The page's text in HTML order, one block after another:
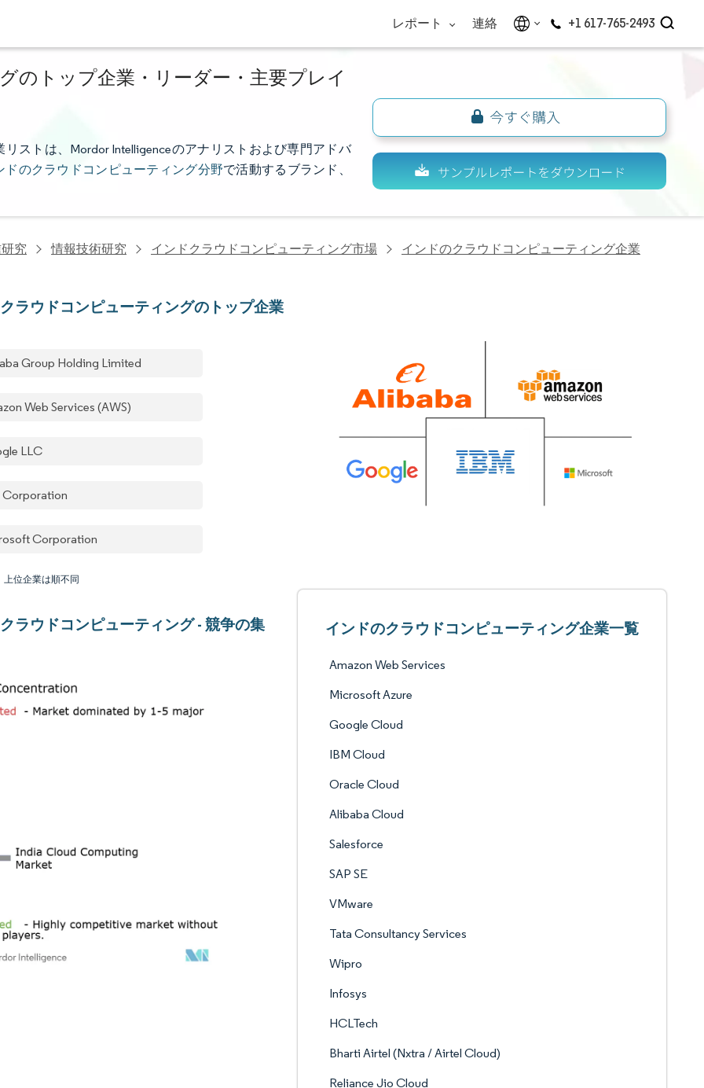
レポート 連絡 +1 617-765-2493
のトップ企業・リーダー・主要プレイ
ストは、Mordor Intelligenceのアナリストおよび専門アドバ
ドのクラウドコンピューティング分野で活動するブランド、
究 情報技術研究 インドクラウドコンピューティング市場 インドのクラウドコンピューティング企業
ラウドコンピューティングのトップ企業
Group Holding Limited
Web Services (AWS)
LLC
Corporation
Corporation
上位企業は順不同
ラウドコンピューティング - 競争の集 インドのクラウドコンピューティング企業一覧
Amazon Web Services
Microsoft Azure
Google Cloud
IBM Cloud
Oracle Cloud
Alibaba Cloud
Salesforce
SAP SE
VMware
Tata Consultancy Services
Wipro
Infosys
HCLTech
Bharti Airtel (Nxtra / Airtel Cloud)
Reliance Jio Cloud